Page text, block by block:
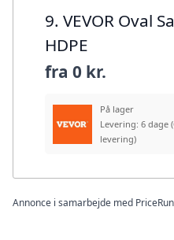
9. VEVOR Oval
HDPE
fra 0 kr.
På lager
Levering: 6 dage
levering)
Annonce i samarbejde med